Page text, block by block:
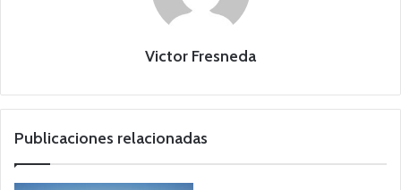
Victor Fresneda
Publicaciones relacionadas